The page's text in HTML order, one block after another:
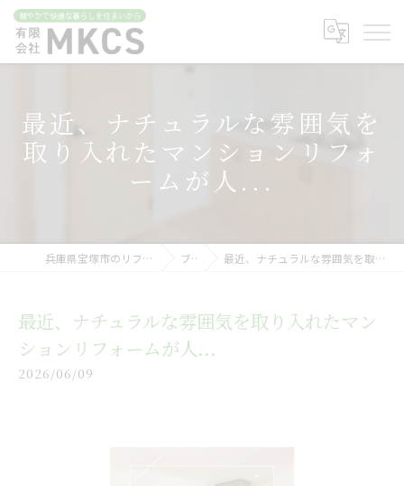
最近、ナチュラルな雰囲気を
取り入れたマンションリフォ
ームが人...
兵庫県宝塚市のリフォームなら有限会社MKCS ブログ 最近、ナチュラルな雰囲気を取り入れたマンションリフォームが人...
最近、ナチュラルな雰囲気を取り入れたマン
ションリフォームが人...
2026/06/09